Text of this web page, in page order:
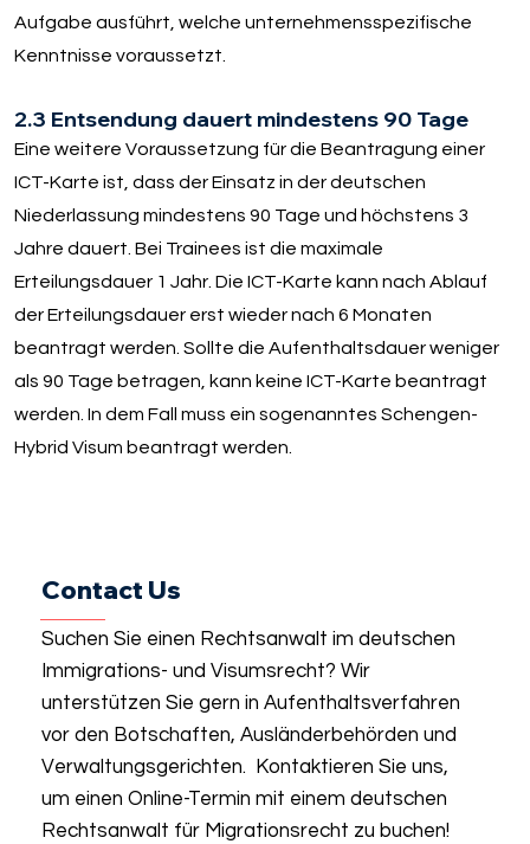
Aufgabe ausführt, welche unternehmensspezifische
Kenntnisse voraussetzt.
2.3 Entsendung dauert mindestens 90 Tage
Eine weitere Voraussetzung für die Beantragung einer
ICT-Karte ist, dass der Einsatz in der deutschen
Niederlassung mindestens 90 Tage und höchstens 3
Jahre dauert. Bei Trainees ist die maximale
Erteilungsdauer 1 Jahr. Die ICT-Karte kann nach Ablauf
der Erteilungsdauer erst wieder nach 6 Monaten
beantragt werden. Sollte die Aufenthaltsdauer weniger
als 90 Tage betragen, kann keine ICT-Karte beantragt
werden. In dem Fall muss ein sogenanntes Schengen-
Hybrid Visum beantragt werden.
Contact Us
Suchen Sie einen Rechtsanwalt im deutschen
Immigrations- und Visumsrecht? Wir
unterstützen Sie gern in Aufenthaltsverfahren
vor den Botschaften, Ausländerbehörden und
Verwaltungsgerichten. Kontaktieren Sie uns,
um einen Online-Termin mit einem deutschen
Rechtsanwalt für Migrationsrecht zu buchen!